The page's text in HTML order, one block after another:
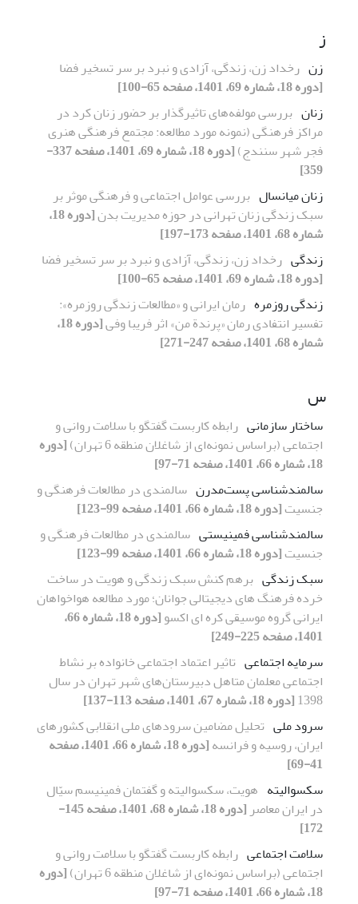
ز
زن رخداد زن، زندگی، آزادی و نبرد بر سر تسخیر فضا
[دوره 18، شماره 69، 1401، صفحه 65-100]
زنان بررسی مولفه‌های تاثیرگذار بر حضور زنان کرد در
مراکز فرهنگی (نمونه مورد مطالعه: مجتمع فرهنگی هنری
فجر شهر سنندج)
[دوره 18، شماره 69، 1401، صفحه 337-
359]
زنان میانسال بررسی عوامل اجتماعی و فرهنگی موثر بر
سبک زندگی زنان تهرانی در حوزه مدیریت بدن
[دوره 18،
شماره 68، 1401، صفحه 173-197]
زندگی رخداد زن، زندگی، آزادی و نبرد بر سر تسخیر فضا
[دوره 18، شماره 69، 1401، صفحه 65-100]
زندگی روزمره رمان ایرانی و «مطالعات زندگی روزمره»:
تفسیر انتفادی رمان «پرندة من» اثر فریبا وفی
[دوره 18،
شماره 68، 1401، صفحه 247-271]
س
ساختار سازمانی رابطه کاربست گفتگو با سلامت روانی و
اجتماعی (براساس نمونه‌ای از شاغلان منطقه 6 تهران)
[دوره
18، شماره 66، 1401، صفحه 71-97]
سالمندشناسی پست‌مدرن سالمندی در مطالعات فرهنگی و
جنسیت[دوره 18، شماره 66، 1401، صفحه 99-123]
سالمندشناسی فمینیستی سالمندی در مطالعات فرهنگی و
جنسیت[دوره 18، شماره 66، 1401، صفحه 99-123]
سبک زندگی برهم کنش سبک زندگی و هویت در ساخت
خرده فرهنگ های دیجیتالی جوانان؛ مورد مطالعه هواخواهان
ایرانی گروه موسیقی کره ای اکسو
[دوره 18، شماره 66،
1401، صفحه 225-249]
سرمایه اجتماعی تاثیر اعتماد اجتماعی خانواده بر نشاط
اجتماعی معلمان متاهل دبیرستان‌های شهر تهران در سال
1398[دوره 18، شماره 67، 1401، صفحه 113-137]
سرود ملی تحلیل مضامین سرودهای ملی انقلابی کشورهای
ایران، روسیه و فرانسه
[دوره 18، شماره 66، 1401، صفحه
41-69]
سکسوالیته هویت، سکسوالیته و گفتمان فمینیسم سیّال
در ایران معاصر
[دوره 18، شماره 68، 1401، صفحه 145-
172]
سلامت اجتماعی رابطه کاربست گفتگو با سلامت روانی و
اجتماعی (براساس نمونه‌ای از شاغلان منطقه 6 تهران)
[دوره
18، شماره 66، 1401، صفحه 71-97]